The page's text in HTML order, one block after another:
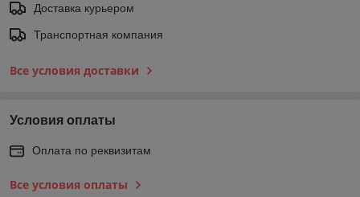
Доставка курьером
Транспортная компания
Все условия доставки
Условия оплаты
Оплата по реквизитам
Все условия оплаты